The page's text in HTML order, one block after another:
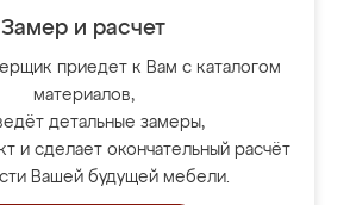
Замер и расчет
приедет к Вам с каталогом
материалов,
детальные замеры,
и сделает окончательный расчёт
Вашей будущей мебели.